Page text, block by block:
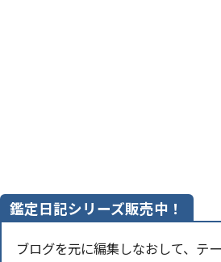
鑑定日記シリーズ販売中！
ブログを元に編集しなおして、テ